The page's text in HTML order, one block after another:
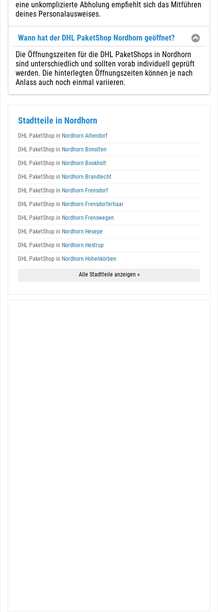
eine unkomplizierte Abholung empfiehlt sich das Mitführen
deines Personalausweises.
Wann hat der DHL PaketShop Nordhorn geöffnet?
Die Öffnungszeiten für die DHL PaketShops in Nordhorn
sind unterschiedlich und sollten vorab individuell geprüft
werden. Die hinterlegten Öffnungszeiten können je nach
Anlass auch noch einmal variieren.
Stadtteile in Nordhorn
DHL PaketShop in Nordhorn Altendorf
DHL PaketShop in Nordhorn Bimolten
DHL PaketShop in Nordhorn Bookholt
DHL PaketShop in Nordhorn Brandlecht
DHL PaketShop in Nordhorn Frensdorf
DHL PaketShop in Nordhorn Frensdorferhaar
DHL PaketShop in Nordhorn Frenswegen
DHL PaketShop in Nordhorn Hesepe
DHL PaketShop in Nordhorn Hestrup
DHL PaketShop in Nordhorn Hohenkörben
Alle Stadtteile anzeigen »